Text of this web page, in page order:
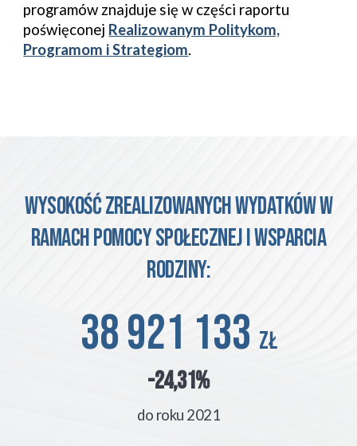
programów znajduje się w części raportu
poświęconej Realizowanym Politykom,
Programom i Strategiom.
Wysokość zrealizowanych wydatków w
ramach pomocy społecznej i wsparcia
rodziny:
38 921 133 zł
-24,31%
do roku 2021